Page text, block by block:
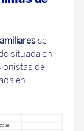
se
situada en
de
en